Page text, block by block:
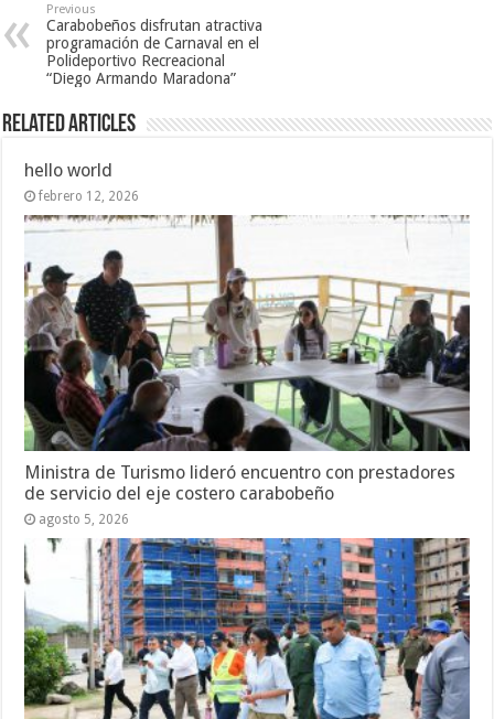
Previous
Carabobeños disfrutan atractiva
programación de Carnaval en el
Polideportivo Recreacional
“Diego Armando Maradona”
Related Articles
hello world
febrero 12, 2026
Ministra de Turismo lideró encuentro con prestadores
de servicio del eje costero carabobeño
agosto 5, 2026